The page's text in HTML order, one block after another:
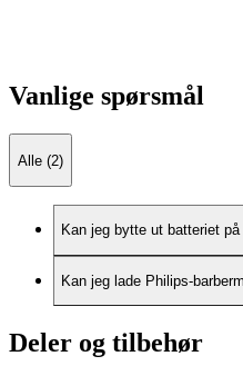
Vanlige spørsmål
Alle (2)
Kan jeg bytte ut batteriet
Kan jeg lade Philips-
Deler og tilbehør